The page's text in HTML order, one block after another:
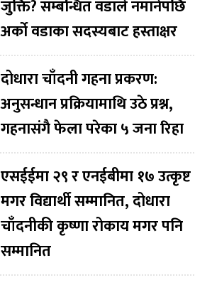
जुक्ति? सम्बन्धित वडाले नमानेपछि
अर्को वडाका सदस्यबाट हस्ताक्षर
दोधारा चाँदनी गहना प्रकरण:
अनुसन्धान प्रक्रियामाथि उठे प्रश्न,
गहनासंगै फेला परेका ५ जना रिहा
एसईईमा २९ र एनईबीमा १७ उत्कृष्ट
मगर विद्यार्थी सम्मानित, दोधारा
चाँदनीकी कृष्णा रोकाय मगर पनि
सम्मानित